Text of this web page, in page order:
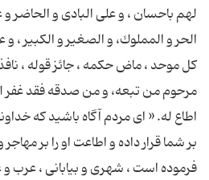
لهم باحسان ، و على البادى و الحاضر
الحر و المملوك، و الصغیر و الكبیر ،
كل موحد ، ماض حكمه ، جائز قوله ،
مرحوم من تبعه، و من صدقه فقد غفر
اطاع له. « ای مردم آگاه باشید که
بر شما قرار داده و اطاعت او را بر
فرموده است ، شهری و بیابانی ، عرب